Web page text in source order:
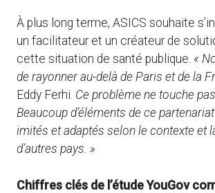
À plus long terme, ASICS souhaite
un facilitateur et un créateur de
cette situation de santé publique. «
de rayonner au-delà de Paris et de la
Eddy Ferhi. Ce problème ne touche
Beaucoup d’éléments de ce
imités et adaptés selon le contexte et
d’autres pays. »
Chiffres clés de l’étude YouGov